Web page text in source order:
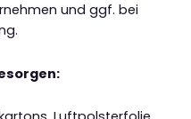
und ggf. bei